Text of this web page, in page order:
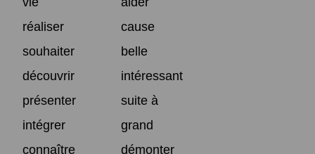
réaliser
cause
souhaiter
belle
découvrir
intéressant
présenter
suite à
intégrer
grand
connaître
démonter